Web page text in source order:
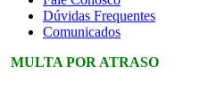
Dúvidas Frequentes
Comunicados
MULTA POR ATRASO